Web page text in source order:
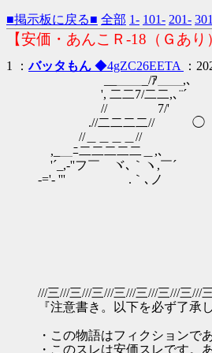
■掲示板に戻る■ 全部 1- 101- 201-
【安価・あんこＲ-18（Ｇあ
1 ：バッタもん ◆4gZC26EETA ：
__＿
', 二二7/二二,､
//￣￣￣￣7/' '´
.//二二二二// ◯
//＿＿＿＿// ノメ=､
,_＿ﾆ二二二二二＿,､
'´_,-''フ￣ ヾ
-='- ''' .｀､ノ
｀´ ｀´ '
//
///三///三///三///三///三///三///三///
『注意書き。以下を必ず了承
・この物語はフィクションで
・このスレは安価スレです。